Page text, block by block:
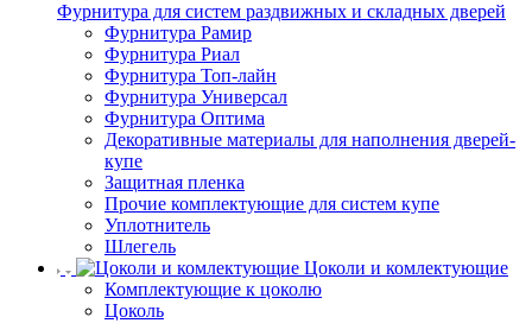
Фурнитура для систем раздвижных и складных дверей
Фурнитура Рамир
Фурнитура Риал
Фурнитура Топ-лайн
Фурнитура Универсал
Фурнитура Оптима
Декоративные материалы для наполнения дверей-
купе
Защитная пленка
Прочие комплектующие для систем купе
Уплотнитель
Шлегель
Цоколи и комлектующие
Комплектующие к цоколю
Цоколь